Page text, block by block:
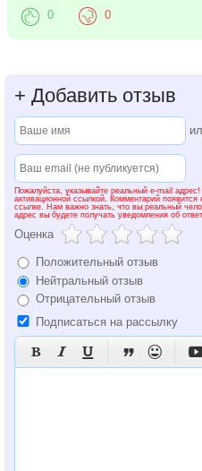
0 0
+ Добавить отзыв
Пожалуйста, указывайте реальный e-mail
активационной ссылкой. Комментарий
ссылке. Нам важно знать, что вы реальный
адрес вы будете получать уведомления об
Оценка
Положительный отзыв
Нейтральный отзыв
Отрицательный отзыв
Подписаться на рассылку
    